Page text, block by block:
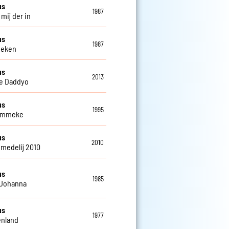
der in
1987
1987
Daddyo
2013
1995
2010
2010
1985
1977